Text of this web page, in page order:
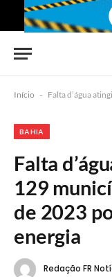
Início - Falta d’água atingiu pelo
BAHIA
Falta
129
de 2023
energia
Redação FR